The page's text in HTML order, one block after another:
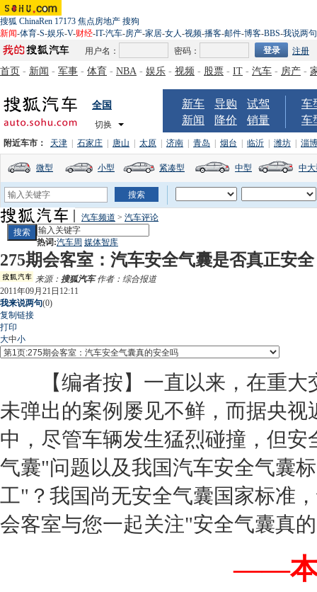
搜狐 ChinaRen 17173 焦点房地产 搜狗
新闻-体育-S-娱乐-V-财经-IT-汽车-房产-家居-女人-视频-播客-邮件-博客-BBS-我说两句
用户名：
密码： 注册
首页 - 新闻 - 军事 - 体育 - NBA - 娱乐 - 视频 - 股票 - IT - 汽车 - 房产 -
全国
切换
新车 导购
试驾
新闻
降价 销量
车
车
附近车市： 天津 石家庄 唐山 太原 济南 青岛 烟台 临沂 潍坊 淄博
微型 小型 紧凑型 中型 中
汽车频道 > 汽车评论
热词:汽车周 媒体智库
275期会客室：汽车安全气囊是否真正安全
来源： 搜狐汽车作者：综合报道
2011年09月21日12:11
我来说两句(0)
复制链接
打印
大中小
【编者按】一直以来，在重
未弹出的案例屡见不鲜，而据央
中，尽管车辆发生猛烈碰撞，但
气囊"问题以及我国汽车安全气囊
工"？我国尚无安全气囊国家标准
会客室与您一起关注"安全气囊真
——